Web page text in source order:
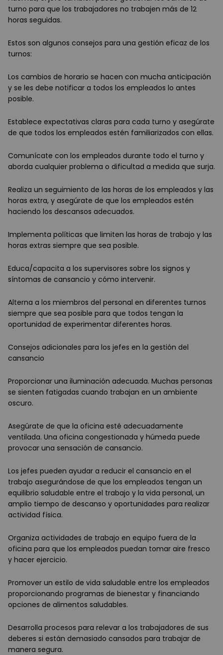
turno para que los trabajadores no trabajen más de 12
horas seguidas.
Estos son algunos consejos para una gestión eficaz de los
turnos:
Los cambios de horario se hacen con mucha anticipación
y se les debe notificar a todos los empleados lo antes
posible.
Establece expectativas claras para cada turno y asegúrate
de que todos los empleados estén familiarizados con ellas.
Comunícate con los empleados durante todo el turno y
aborda cualquier problema o dificultad a medida que surja.
Realiza un seguimiento de las horas de los empleados y las
horas extra, y asegúrate de que los empleados estén
haciendo los descansos adecuados.
Implementa políticas que limiten las horas de trabajo y las
horas extras siempre que sea posible.
Educa/capacita a los supervisores sobre los signos y
síntomas de cansancio y cómo intervenir.
Alterna a los miembros del personal en diferentes turnos
siempre que sea posible para que todos tengan la
oportunidad de experimentar diferentes horas.
Consejos adicionales para los jefes en la gestión del
cansancio
Proporcionar una iluminación adecuada. Muchas personas
se sienten fatigadas cuando trabajan en un ambiente
oscuro.
Asegúrate de que la oficina esté adecuadamente
ventilada. Una oficina congestionada y húmeda puede
provocar una sensación de cansancio.
Los jefes pueden ayudar a reducir el cansancio en el
trabajo asegurándose de que los empleados tengan un
equilibrio saludable entre el trabajo y la vida personal, un
amplio tiempo de descanso y oportunidades para realizar
actividad física.
Organiza actividades de trabajo en equipo fuera de la
oficina para que los empleados puedan tomar aire fresco
y hacer ejercicio.
Promover un estilo de vida saludable entre los empleados
proporcionando programas de bienestar y financiando
opciones de alimentos saludables.
Desarrolla procesos para relevar a los trabajadores de sus
deberes si están demasiado cansados para trabajar de
manera segura.